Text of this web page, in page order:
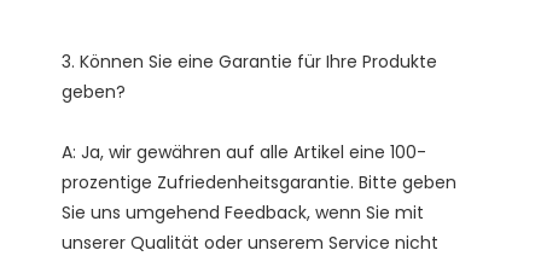
3. Können Sie eine Garantie für Ihre Produkte
A: Ja, wir gewähren auf alle Artikel eine 100-
prozentige Zufriedenheitsgarantie. Bitte geben
Sie uns umgehend Feedback, wenn Sie mit
unserer Qualität oder unserem Service nicht